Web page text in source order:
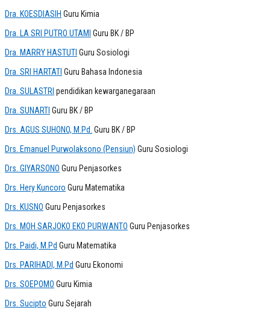
Dra. KOESDIASIH Guru Kimia
Dra. LA SRI PUTRO UTAMI Guru BK / BP
Dra. MARRY HASTUTI Guru Sosiologi
Dra. SRI HARTATI Guru Bahasa Indonesia
Dra. SULASTRI pendidikan kewarganegaraan
Dra. SUNARTI Guru BK / BP
Drs. AGUS SUHONO, M.Pd. Guru BK / BP
Drs. Emanuel Purwolaksono (Pensiun) Guru Sosiologi
Drs. GIYARSONO Guru Penjasorkes
Drs. Hery Kuncoro Guru Matematika
Drs. KUSNO Guru Penjasorkes
Drs. MOH SARJOKO EKO PURWANTO Guru Penjasorkes
Drs. Paidi, M.Pd Guru Matematika
Drs. PARIHADI, M.Pd Guru Ekonomi
Drs. SOEPOMO Guru Kimia
Drs. Sucipto Guru Sejarah